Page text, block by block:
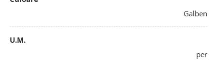
Galben
U.M.
per